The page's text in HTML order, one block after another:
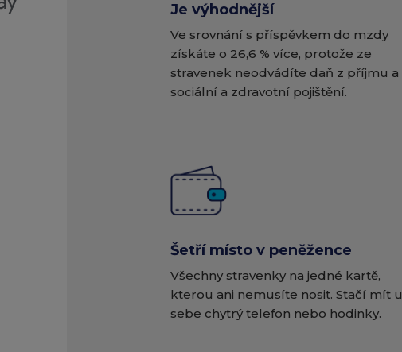
Je výhodnější
Ve srovnání s příspěvkem do mzdy
získáte o 26,6 % více, protože ze
stravenek neodvádíte daň z příjmu a
sociální a zdravotní pojištění.
Šetří místo v peněžence
Všechny stravenky na jedné kartě,
kterou ani nemusíte nosit. Stačí mít u
sebe chytrý telefon nebo hodinky.